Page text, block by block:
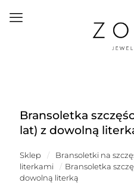
Bransoletka
lat) z dowolną
Sklep / Bransoletki na
literkami
/ Bransoletka
dowolną literką